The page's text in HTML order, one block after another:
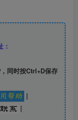
同时按Ctrl+D保存
|
|